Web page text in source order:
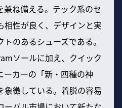
兼ね備える。テック系のセ
相性が良く、デザインと実
のあるシューズである。
ソールに加え、クイック
ーカーの「新・四種の神
象徴している。着脱の容易